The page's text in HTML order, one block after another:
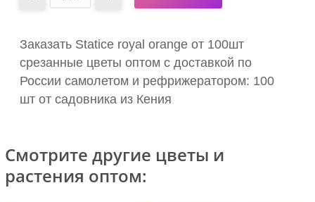
Заказать Statice royal orange от 100шт
срезанные цветы оптом с доставкой по
России самолетом и рефрижератором: 100
шт от садовника из Кения
Смотрите другие цветы и
растения оптом: